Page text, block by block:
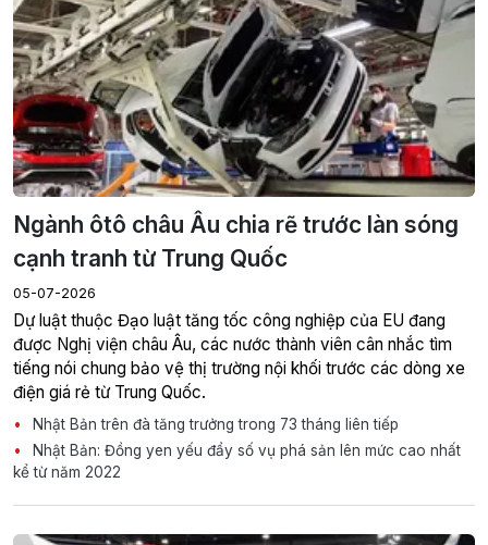
Ngành ôtô châu Âu chia rẽ trước làn sóng
cạnh tranh từ Trung Quốc
05-07-2026
Dự luật thuộc Đạo luật tăng tốc công nghiệp của EU đang
được Nghị viện châu Âu, các nước thành viên cân nhắc tìm
tiếng nói chung bảo vệ thị trường nội khối trước các dòng xe
điện giá rẻ từ Trung Quốc.
Nhật Bản trên đà tăng trưởng trong 73 tháng liên tiếp
Nhật Bản: Đồng yen yếu đẩy số vụ phá sản lên mức cao nhất
kể từ năm 2022